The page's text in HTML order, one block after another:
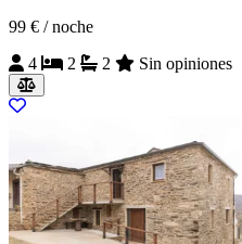
99 € / noche
4
2 2 Sin opiniones